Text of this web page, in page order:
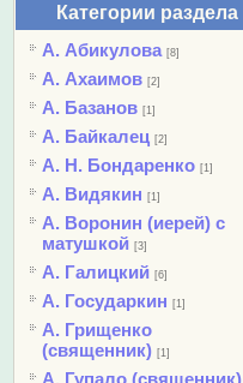
Категории раздела
А. Абикулова [8]
А. Ахаимов [2]
А. Базанов [1]
А. Байкалец [2]
А. Н. Бондаренко [1]
А. Видякин [1]
А. Воронин (иерей) с
матушкой [3]
А. Галицкий [6]
А. Государкин [1]
А. Грищенко
(священник) [1]
А. Гупало (священник)